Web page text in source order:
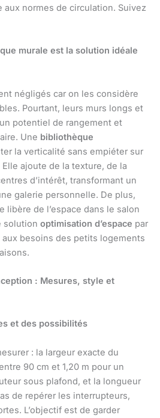
normes de circulation. Suivez
murale est la solution idéale
négligés car on les considère
Pourtant, leurs murs longs et
potentiel de rangement et
Une bibliothèque
la verticalité sans empiéter sur
ajoute de la texture, de la
d’intérêt, transformant un
galerie personnelle. De plus,
libère de l’espace dans le salon
solution optimisation d’espace par
besoins des petits logements
: Mesures, style et
et des possibilités
: la largeur exacte du
90 cm et 1,20 m pour un
sous plafond, et la longueur
de repérer les interrupteurs,
L’objectif est de garder